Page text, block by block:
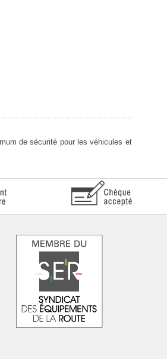
de sécurité pour les véhicules et